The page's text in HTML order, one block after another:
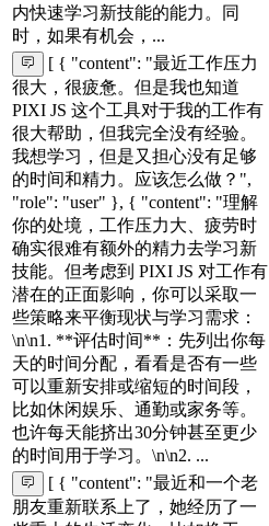
内快速学习新技能的能力。同
时，如果有机会，...
[ { "content": "最近工作压力
很大，很疲惫。但是我也知道
PIXI JS 这个工具对于我的工作有
很大帮助，但我完全没有经验。
我想学习，但是又担心没有足够
的时间和精力。应该怎么做？",
"role": "user" }, { "content": "理解
你的处境，工作压力大、疲劳时
确实很难有额外的精力去学习新
技能。但考虑到 PIXI JS 对工作有
潜在的正面影响，你可以采取一
些策略来平衡现状与学习需求：
\n\n1. **评估时间**：先列出你每
天的时间分配，看看是否有一些
可以重新安排或缩短的时间段，
比如休闲娱乐、通勤或家务等。
也许每天能挤出30分钟甚至更少
的时间用于学习。\n\n2. ...
[ { "content": "最近和一个老
朋友重新联系上了，她经历了一